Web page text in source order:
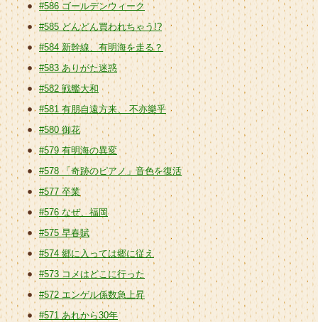
#586 ゴールデンウィーク
#585 どんどん買われちゃう!?
#584 新幹線、有明海を走る？
#583 ありがた迷惑
#582 戦艦大和
#581 有朋自遠方来、 不亦樂乎
#580 御花
#579 有明海の異変
#578 「奇跡のピアノ」音色を復活
#577 卒業
#576 なぜ、福岡
#575 早春賦
#574 郷に入っては郷に従え
#573 コメはどこに行った
#572 エンゲル係数急上昇
#571 あれから30年